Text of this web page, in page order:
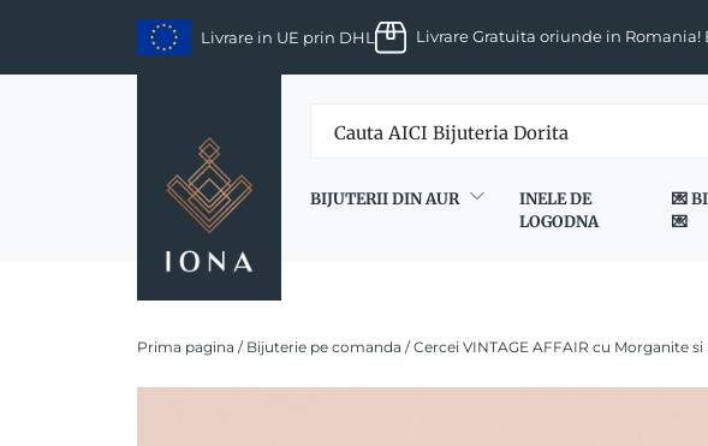
content
Livrare in UE prin DHL Livrare Gratuita oriunde in
BIJUTERII DIN AUR
INELE DE
LOGODNA
💌
💌
Prima pagina / Bijuterie pe comanda / Cercei VINTAGE AFFAIR cu Morganite